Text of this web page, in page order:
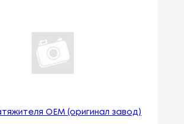
OEM (оригинал завод)